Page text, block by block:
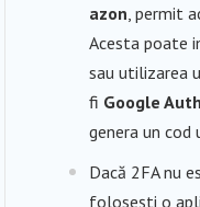
azon , permit
Acesta poate
sau utilizarea
fi Google
genera un cod
Dacă 2FA nu
folosești o